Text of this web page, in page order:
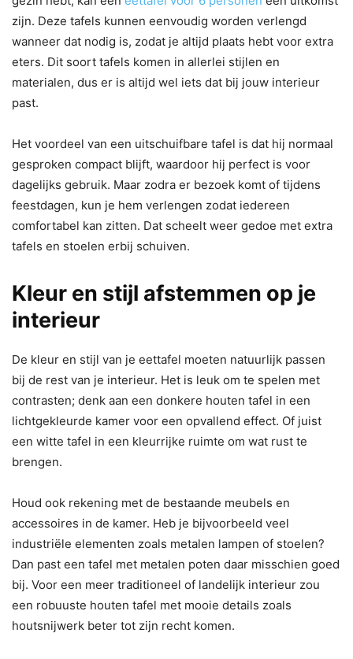
zijn. Deze tafels kunnen eenvoudig worden verlengd
wanneer dat nodig is, zodat je altijd plaats hebt voor extra
eters. Dit soort tafels komen in allerlei stijlen en
materialen, dus er is altijd wel iets dat bij jouw interieur
past.
Het voordeel van een uitschuifbare tafel is dat hij normaal
gesproken compact blijft, waardoor hij perfect is voor
dagelijks gebruik. Maar zodra er bezoek komt of tijdens
feestdagen, kun je hem verlengen zodat iedereen
comfortabel kan zitten. Dat scheelt weer gedoe met extra
tafels en stoelen erbij schuiven.
Kleur en stijl afstemmen op je
interieur
De kleur en stijl van je eettafel moeten natuurlijk passen
bij de rest van je interieur. Het is leuk om te spelen met
contrasten; denk aan een donkere houten tafel in een
lichtgekleurde kamer voor een opvallend effect. Of juist
een witte tafel in een kleurrijke ruimte om wat rust te
brengen.
Houd ook rekening met de bestaande meubels en
accessoires in de kamer. Heb je bijvoorbeeld veel
industriële elementen zoals metalen lampen of stoelen?
Dan past een tafel met metalen poten daar misschien goed
bij. Voor een meer traditioneel of landelijk interieur zou
een robuuste houten tafel met mooie details zoals
houtsnijwerk beter tot zijn recht komen.